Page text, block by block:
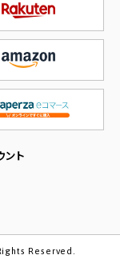
ント
Reserved.